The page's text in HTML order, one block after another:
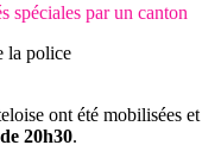
spéciales par un canton
la police
ont été mobilisées et
20h30.